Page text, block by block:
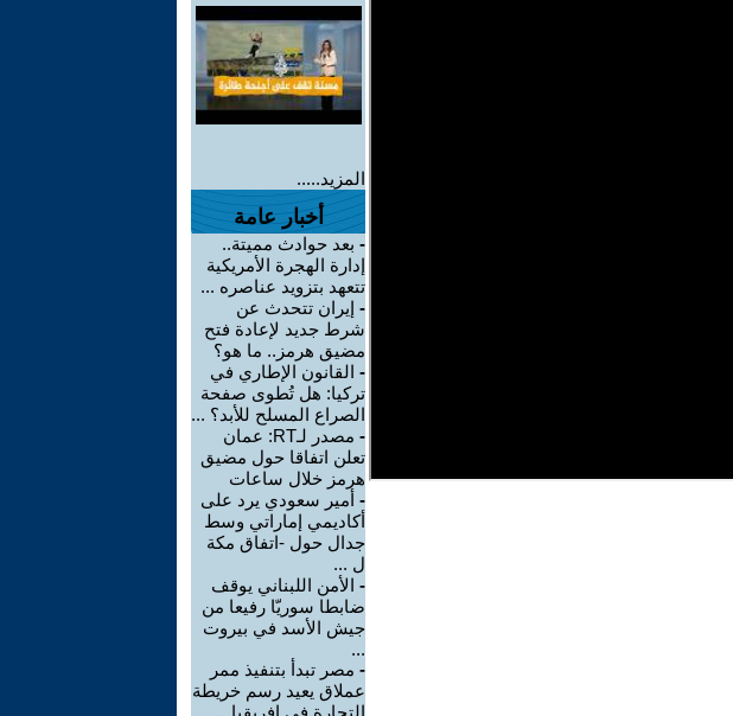
المزيد.....
أخبار عامة
- بعد حوادث مميتة..
إدارة الهجرة الأمريكية
تتعهد بتزويد عناصره ...
- إيران تتحدث عن
شرط جديد لإعادة فتح
مضيق هرمز.. ما هو؟
- القانون الإطاري في
تركيا: هل تُطوى صفحة
الصراع المسلح للأبد؟ ...
-
مصدر لـRT: عمان
تعلن اتفاقا حول مضيق
هرمز خلال ساعات
- أمير سعودي يرد على
أكاديمي إماراتي وسط
جدال حول -اتفاق مكة
ل ...
- الأمن اللبناني يوقف
ضابطا سوريّا رفيعا من
جيش الأسد في بيروت
...
- مصر تبدأ بتنفيذ ممر
عملاق يعيد رسم خريطة
التجارة في إفريقيا ...